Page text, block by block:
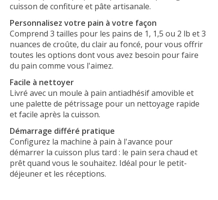
cuisson de confiture et pâte artisanale.
Personnalisez votre pain à votre façon
Comprend 3 tailles pour les pains de 1, 1,5 ou 2 lb et 3
nuances de croûte, du clair au foncé, pour vous offrir
toutes les options dont vous avez besoin pour faire
du pain comme vous l'aimez.
Facile à nettoyer
Livré avec un moule à pain antiadhésif amovible et
une palette de pétrissage pour un nettoyage rapide
et facile après la cuisson.
Démarrage différé pratique
Configurez la machine à pain à l'avance pour
démarrer la cuisson plus tard : le pain sera chaud et
prêt quand vous le souhaitez. Idéal pour le petit-
déjeuner et les réceptions.